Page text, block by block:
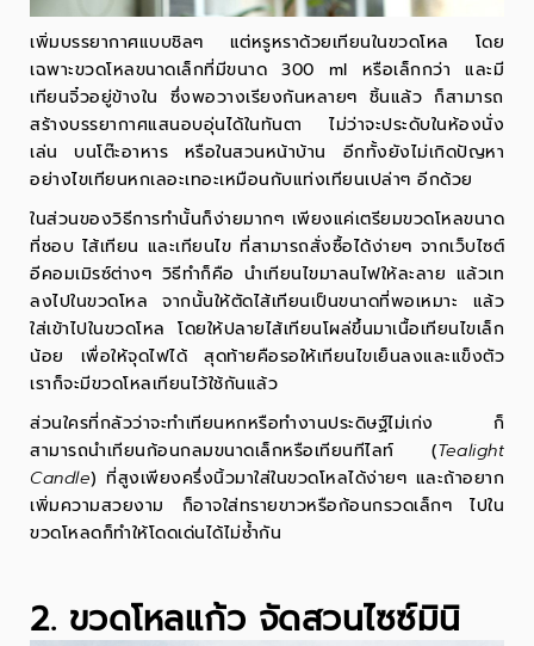
เพิ่มบรรยากาศแบบชิลๆ แต่หรูหราด้วยเทียนในขวดโหล โดย
เฉพาะขวดโหลขนาดเล็กที่มีขนาด 300 ml หรือเล็กกว่า และมี
เทียนจิ๋วอยู่ข้างใน ซึ่งพอวางเรียงกันหลายๆ ชิ้นแล้ว ก็สามารถ
สร้างบรรยากาศแสนอบอุ่นได้ในทันตา ไม่ว่าจะประดับในห้องนั่ง
เล่น บนโต๊ะอาหาร หรือในสวนหน้าบ้าน อีกทั้งยังไม่เกิดปัญหา
อย่างไขเทียนหกเลอะเทอะเหมือนกับแท่งเทียนเปล่าๆ อีกด้วย
ในส่วนของวิธีการทำนั้นก็ง่ายมากๆ เพียงแค่เตรียมขวดโหลขนาด
ที่ชอบ ไส้เทียน และเทียนไข ที่สามารถสั่งซื้อได้ง่ายๆ จากเว็บไซต์
อีคอมเมิรซ์ต่างๆ วิธีทำก็คือ นำเทียนไขมาลนไฟให้ละลาย แล้วเท
ลงไปในขวดโหล จากนั้นให้ตัดไส้เทียนเป็นขนาดที่พอเหมาะ แล้ว
ใส่เข้าไปในขวดโหล โดยให้ปลายไส้เทียนโผล่ขึ้นมาเนื้อเทียนไขเล็ก
น้อย เพื่อให้จุดไฟได้ สุดท้ายคือรอให้เทียนไขเย็นลงและแข็งตัว
เราก็จะมีขวดโหลเทียนไว้ใช้กันแล้ว
ส่วนใครที่กลัวว่าจะทำเทียนหกหรือทำงานประดิษฐ์ไม่เก่ง ก็
สามารถนำเทียนก้อนกลมขนาดเล็กหรือเทียนทีไลท์ (Tealight
Candle) ที่สูงเพียงครึ่งนิ้วมาใส่ในขวดโหลได้ง่ายๆ และถ้าอยาก
เพิ่มความสวยงาม ก็อาจใส่ทรายขาวหรือก้อนกรวดเล็กๆ ไปใน
ขวดโหลดก็ทำให้โดดเด่นได้ไม่ซ้ำกัน
2. ขวดโหลแก้ว จัดสวนไซซ์มินิ